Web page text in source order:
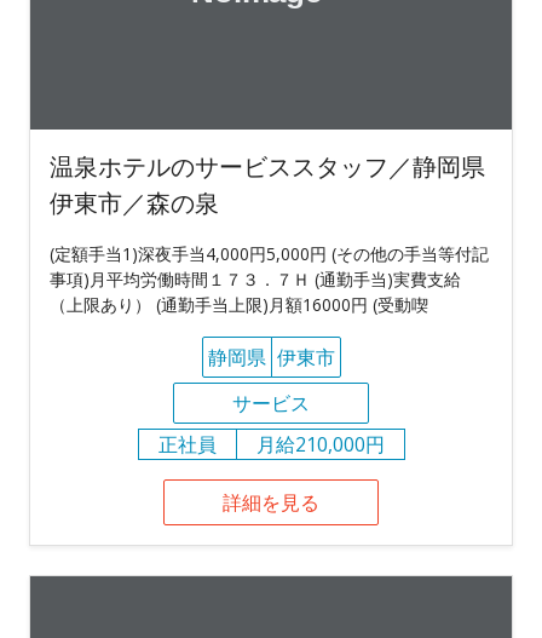
温泉ホテルのサービススタッフ／静岡県
伊東市／森の泉
(定額手当1)深夜手当4,000円5,000円 (その他の手当等付記
事項)月平均労働時間１７３．７Ｈ (通勤手当)実費支給
（上限あり） (通勤手当上限)月額16000円 (受動喫
静岡県 伊東市
サービス
正社員
月給210,000円
詳細を見る